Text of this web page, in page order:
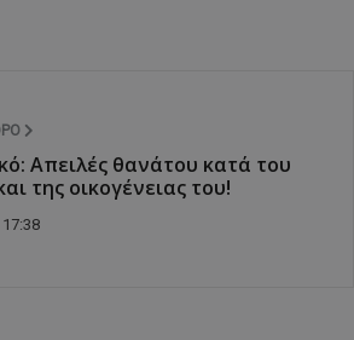
Απειλές θανάτου κατά του
της οικογένειας του!